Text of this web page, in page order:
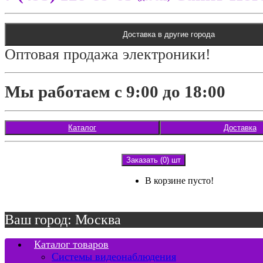
Доставка в другие города
Оптовая продажа электроники!
Мы работаем с 9:00 до 18:00
Каталог Доставка
Заказать (0) шт
В корзине пусто!
Ваш город: Москва
Каталог товаров
Системы видеонаблюдения